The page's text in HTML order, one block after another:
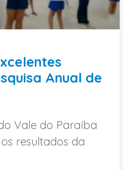
Anual de
Vale do Paraíba
resultados da